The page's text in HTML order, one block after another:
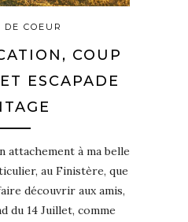
DE COEUR
COUP
ESCAPADE
attachement à ma belle
au Finistère, que
découvrir aux amis,
du 14 Juillet, comme